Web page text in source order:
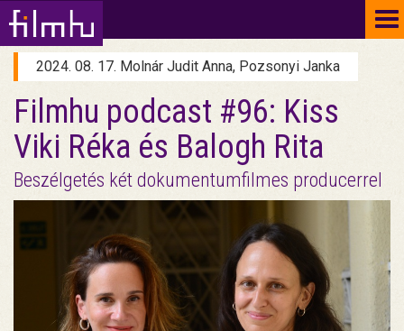
2024. 08. 17. Molnár Judit Anna, Pozsonyi Janka
Filmhu podcast #96: Kiss
Viki Réka és Balogh Rita
Beszélgetés két dokumentumfilmes producerrel